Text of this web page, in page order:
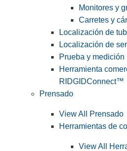
Monitores y
Carretes y
Localización de
Localización de
Prueba y medición
Herramienta
RIDGIDConnect™
Prensado
View All Prensado
Herramientas de
View All